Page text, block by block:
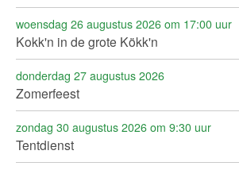
woensdag 26 augustus 2026 om 17:00 uur
Kokk'n in de grote Kökk'n
donderdag 27 augustus 2026
Zomerfeest
zondag 30 augustus 2026 om 9:30 uur
Tentdienst